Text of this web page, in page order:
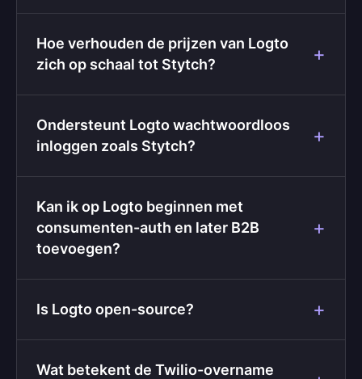
Hoe verhouden de prijzen van Logto
zich op schaal tot Stytch?
Ondersteunt Logto wachtwoordloos
inloggen zoals Stytch?
Kan ik op Logto beginnen met
consumenten-auth en later B2B
toevoegen?
Is Logto open-source?
Wat betekent de Twilio-overname